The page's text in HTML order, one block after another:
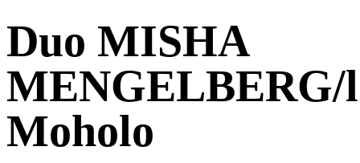
Duo MISHA
MENGELBERG/
Moholo